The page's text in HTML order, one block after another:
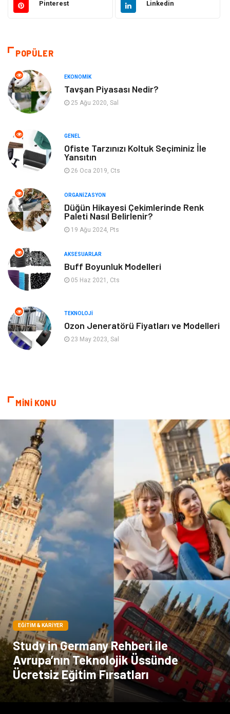
Sağlıklı Yaşam
Otomotiv
Tatil
Yeme & İçme Spor
Gençlik & Eğlence Keyif & Hobi
Aksesuarlar
Mobilya
Gayrimenkul
Ev İşleri
Astroloji
Kına Gecesi
Sigorta Veteriner
kadınlar ve takı sağlık
Spor Malzemeleri
Pinterest Linkedin
POPÜLER
EKONOMIK
Tavşan Piyasası Nedir?
25 Ağu 2020, Sal
GENEL
Ofiste Tarzınızı Koltuk Seçiminiz İle
Yansıtın
26 Oca 2019, Cts
ORGANIZASYON
Düğün Hikayesi Çekimlerinde Renk
Paleti Nasıl Belirlenir?
19 Ağu 2024, Pts
AKSESUARLAR
Buff Boyunluk Modelleri
05 Haz 2021, Cts
TEKNOLOJI
Ozon Jeneratörü Fiyatları ve Modelleri
23 May 2023, Sal
MİNİ KONU
EĞITIM & KARIYER
Study in Germany Rehberi ile
Avrupa’nın Teknolojik Üssünde
Ücretsiz Eğitim Fırsatları